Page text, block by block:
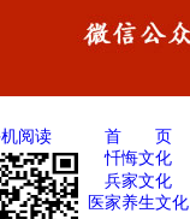
阅读 首 页
忏悔文化
兵家文化
医家养生文化